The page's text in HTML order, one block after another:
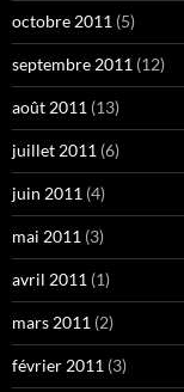
octobre 2011 (5)
septembre 2011 (12)
août 2011 (13)
juillet 2011 (6)
juin 2011 (4)
mai 2011 (3)
avril 2011 (1)
mars 2011 (2)
février 2011 (3)